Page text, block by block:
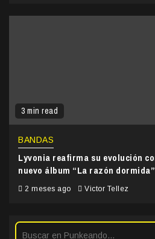
3 min read
BANDAS
Lyvonia reafirma su evolución
nuevo álbum “La razón dormida”
2 meses ago Victor Tellez